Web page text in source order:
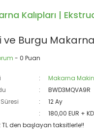
Kalıpları |
ve Burgu
- 0 Puan
Makarna
BWD3MQVA9R
12 Ay
180,00 EUR +
TL den başlayan taksitlerle!!